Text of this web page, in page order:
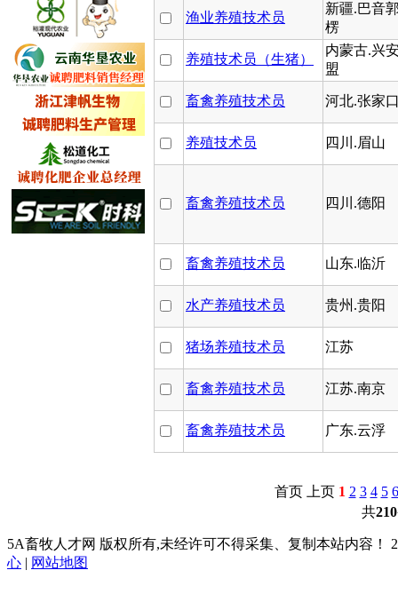
渔业养殖技术员
新疆.巴音
楞
养殖技术员（生猪）
内蒙古.兴
盟
畜禽养殖技术员 河北.张家
养殖技术员 四川.眉山
畜禽养殖技术员 四川.德阳
畜禽养殖技术员 山东.临沂
水产养殖技术员 贵州.贵阳
猪场养殖技术员 江苏
畜禽养殖技术员 江苏.南京
畜禽养殖技术员 广东.云浮
首页 上页 1 2 3 4 5 6
共210
5A畜牧人才网 版权所有,未经许可不得采集、复制本站内容！
心 | 网站地图